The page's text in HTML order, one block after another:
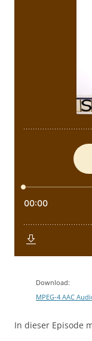
Download:
MPEG-4 AAC
In dieser Episode